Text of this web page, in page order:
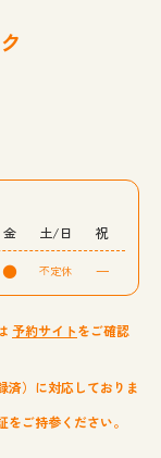
金 土/日 祝
● 不定休 ー
予約サイトをご確認
）に対応しておりま
ご持参ください。